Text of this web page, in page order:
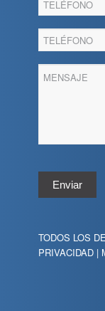
Enviar
TODOS LOS
PRIVACIDAD|